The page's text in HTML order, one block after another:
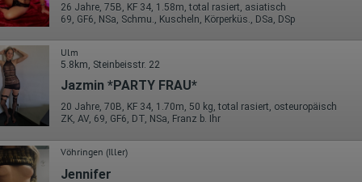
Herkunft (Land und Stadt)
Sprache
Betriebssystem
Gerät (PC, Tablet-PC oder Smartphone)
Browser und alle verwendeten Add-ons
Auflösung des Computers
Besucherquelle (Facebook, Suchmaschine oder verweisende
Webseite)
Welche Dateien wurden heruntergeladen?
Wurden Werbebanner angeklickt?
Wohin ging der Besucher? Klickte er auf weitere Seiten des Portals
oder hat er sie komplett verlassen?
26 Jahre, 75B, KF 34, 1.58m, total rasiert, asiatisch
69, GF6, NSa, Schmu., Kuscheln, Körperküs., DSa, DSp
Ulm
5.8km, Steinbeisstr. 22
Jazmin *PARTY FRAU*
20 Jahre, 70B, KF 34, 1.70m, 50 kg, total rasiert, osteuropäisch
ZK, AV, 69, GF6, DT, NSa, Franz b. Ihr
Vöhringen (Iller)
Jennifer